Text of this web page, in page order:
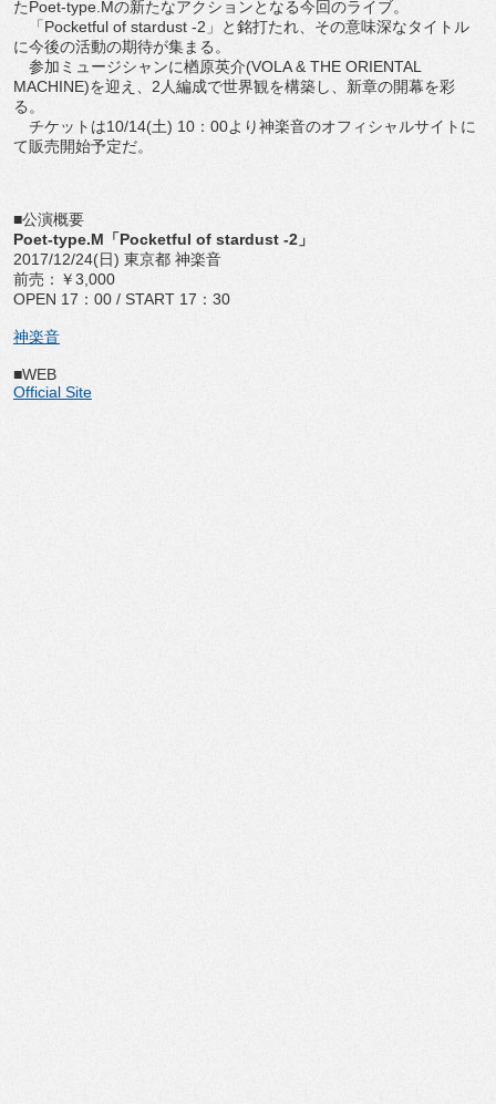
たPoet-type.Mの新たなアクションとなる今回のライブ。
「Pocketful of stardust -2」と銘打たれ、その意味深なタイトル
に今後の活動の期待が集まる。
参加ミュージシャンに楢原英介(VOLA & THE ORIENTAL
MACHINE)を迎え、2人編成で世界観を構築し、新章の開幕を彩
る。
チケットは10/14(土) 10：00より神楽音のオフィシャルサイトに
て販売開始予定だ。
■公演概要
Poet-type.M「Pocketful of stardust -2」
2017/12/24(日) 東京都 神楽音
前売：￥3,000
OPEN 17：00 / START 17：30
神楽音
■WEB
Official Site